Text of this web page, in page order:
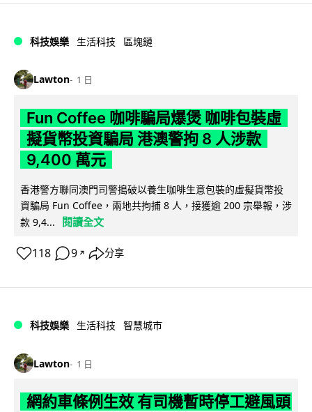
科技娛樂 生活科技 區塊鏈
Lawton 1 日
Fun Coffee 咖啡騙局爆煲 咖啡包裝虛
擬貨幣投資騙局 港澳警拘 8 人涉款
9,400 萬元
香港警方聯同澳門司警搗破以養生咖啡生意包裝的虛擬貨幣投
資騙局 Fun Coffee，兩地共拘捕 8 人，接獲逾 200 宗舉報，涉
款 9,4...
閱讀全文
118 9 ↗ 分享
科技娛樂 生活科技 智慧城市
Lawton 1 日
網約車條例生效 有司機暫時停工避風頭